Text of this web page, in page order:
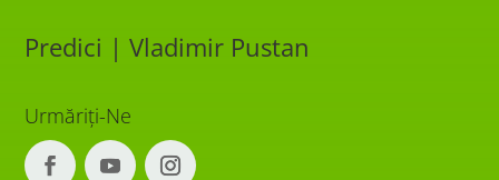
Predici | Vladimir Pustan
Urmăriți-Ne